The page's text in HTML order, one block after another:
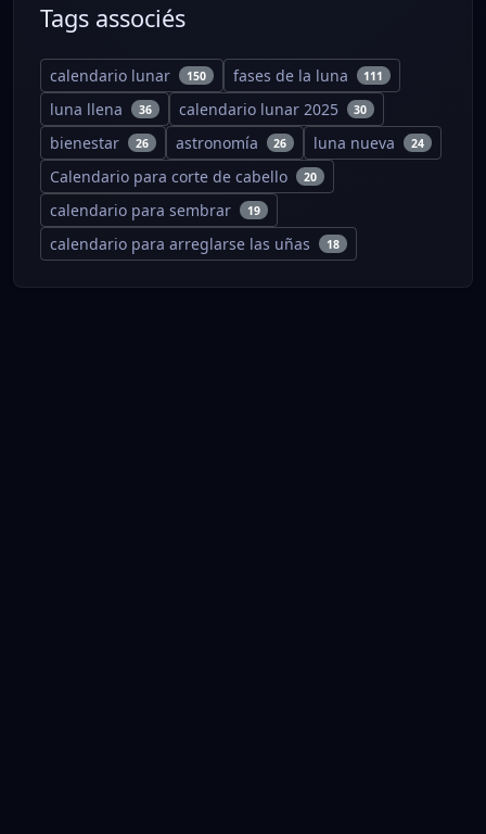
Tags associés
calendario lunar 150 fases de la luna 111
luna llena 36 calendario lunar 2025 30
bienestar 26 astronomía 26 luna nueva 24
Calendario para corte de cabello 20
calendario para sembrar 19
calendario para arreglarse las uñas 18